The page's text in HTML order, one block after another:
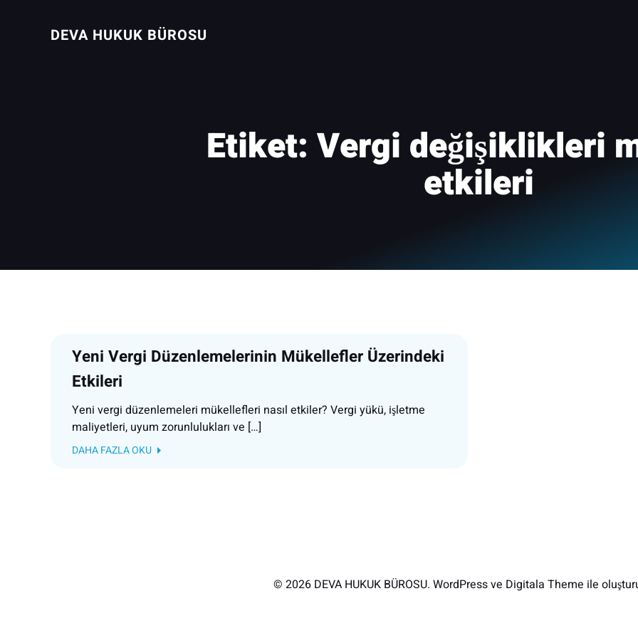
DEVA HUKUK BÜROSU
Etiket: Vergi değişiklikleri
etkileri
Yeni Vergi Düzenlemelerinin Mükellefler Üzerindeki
Etkileri
Yeni vergi düzenlemeleri mükellefleri nasıl etkiler? Vergi yükü, işletme
maliyetleri, uyum zorunlulukları ve […]
DAHA FAZLA OKU
© 2026 DEVA HUKUK BÜROSU. WordPress ve Digitala Theme ile